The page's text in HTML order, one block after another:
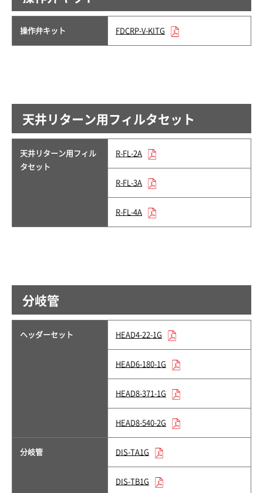
操作弁キット FDCRP-V-KITG
天井リターン用フィルタセット
天井リターン用フィル
タセット
R-FL-2A
R-FL-3A
R-FL-4A
分岐管
ヘッダーセット HEAD4-22-1G
HEAD6-180-1G
HEAD8-371-1G
HEAD8-540-2G
分岐管 DIS-TA1G
DIS-TB1G